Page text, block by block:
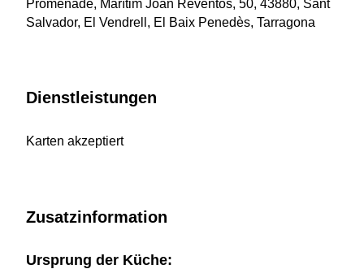
Promenade, Marítim Joan Reventós, 50, 43880, Sant
Salvador, El Vendrell, El Baix Penedès, Tarragona
Dienstleistungen
Karten akzeptiert
Zusatzinformation
Ursprung der Küche: